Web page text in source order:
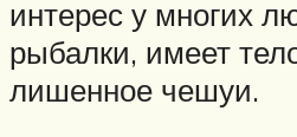
интерес у многих
рыбалки, имеет
лишенное чешуи.